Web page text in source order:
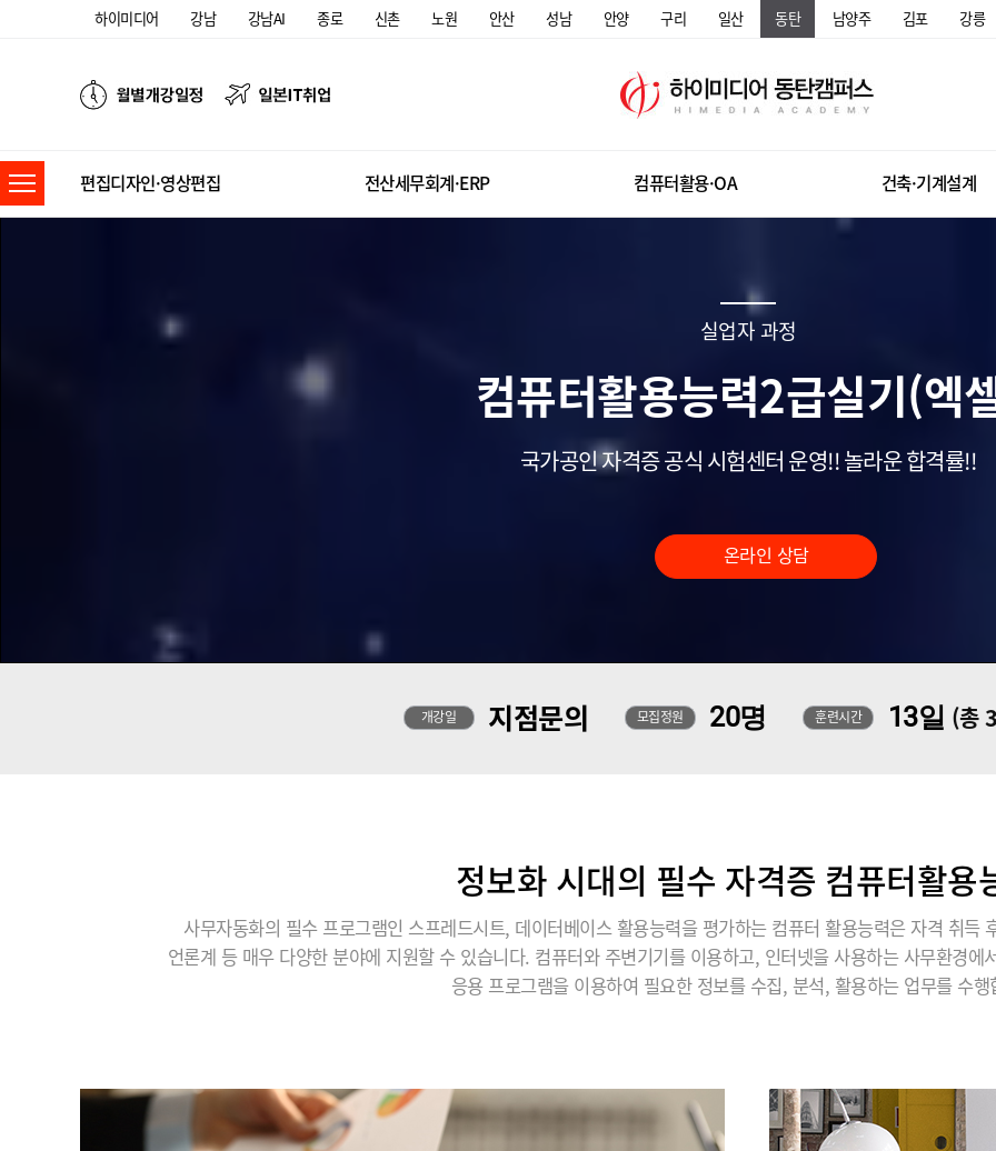
하이미디어 강남 강남AI 종로 신촌 노원 안산 성남 안양 구리 일산 동탄 남양주 김포 강릉
편집디자인·영상편집 전산세무회계·ERP 컴퓨터활용·OA 건축·기계설계
실업자 과정
컴퓨터활용능력2급실기(엑
국가공인 자격증 공식 시험센터 운영!! 놀라운 합격률!!
온라인 상담
개강일 지점문의 모집정원 20명 훈련시간 13일 (총
정보화 시대의 필수 자격증 컴퓨터활용
사무자동화의 필수 프로그램인 스프레드시트, 데이터베이스 활용능력을 평가하는 컴퓨터 활용능력은 자격 취득
언론계 등 매우 다양한 분야에 지원할 수 있습니다. 컴퓨터와 주변기기를 이용하고, 인터넷을 사용하는 사무환경
응용 프로그램을 이용하여 필요한 정보를 수집, 분석, 활용하는 업무를 수행